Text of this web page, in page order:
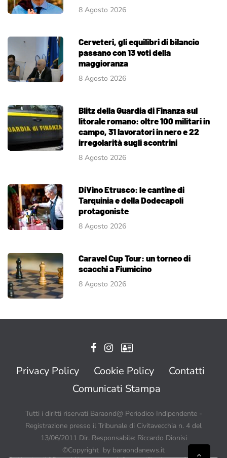
8 Agosto 2026
Cerveteri, gli equilibri di bilancio
passano con 13 voti della
maggioranza
8 Agosto 2026
Blitz della Guardia di Finanza sul
litorale romano: oltre 100 militari in
campo, 31 lavoratori in nero e 22
irregolarità sugli scontrini
8 Agosto 2026
DiVino Etrusco: le cantine di
Tarquinia e della Dodecapoli
protagoniste
8 Agosto 2026
Caravel Cup Tour: un torneo di
scacchi a Fiumicino
8 Agosto 2026
Privacy Policy Cookie Policy
Contatti
Comunicati Stampa
Tutti i diritti riservati Baraond@ Periodico Indipendente -
Registrazione presso il Tribunale di Civitavecchia n. 4 del
13/06/2011 Dir. Responsabile: Riccardo Dionisi
©Copyright by baraondanews.it